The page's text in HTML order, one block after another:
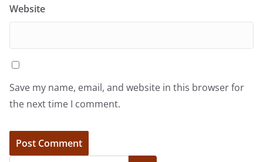
Website
Save my name, email, and website in this browser for
the next time I comment.